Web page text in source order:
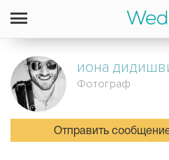
иона
Фотограф
Отправить